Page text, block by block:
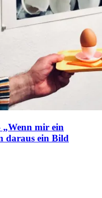
mir ein
daraus ein Bild